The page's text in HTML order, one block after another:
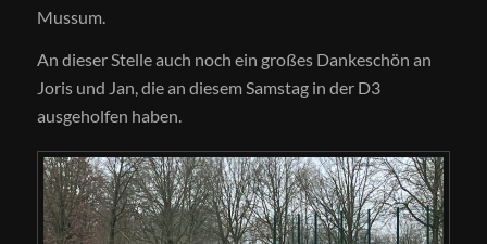
Mussum.
An dieser Stelle auch noch ein großes Dankeschön an
Joris und Jan, die an diesem Samstag in der D3
ausgeholfen haben.